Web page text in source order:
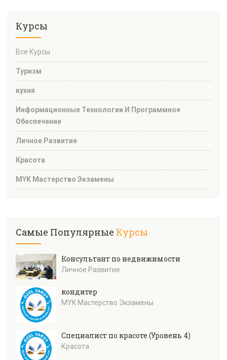
Курсы
Все Курсы
Туризм
кухня
Информационные Технологии И Программное
Обеспечение
Личное Развитие
Красота
MYK Мастерство Экзамены
Самые Популярные Курсы
Консультант по недвижимости
Личное Развитие
кондитер
MYK Мастерство Экзамены
Специалист по красоте (Уровень 4)
Красота